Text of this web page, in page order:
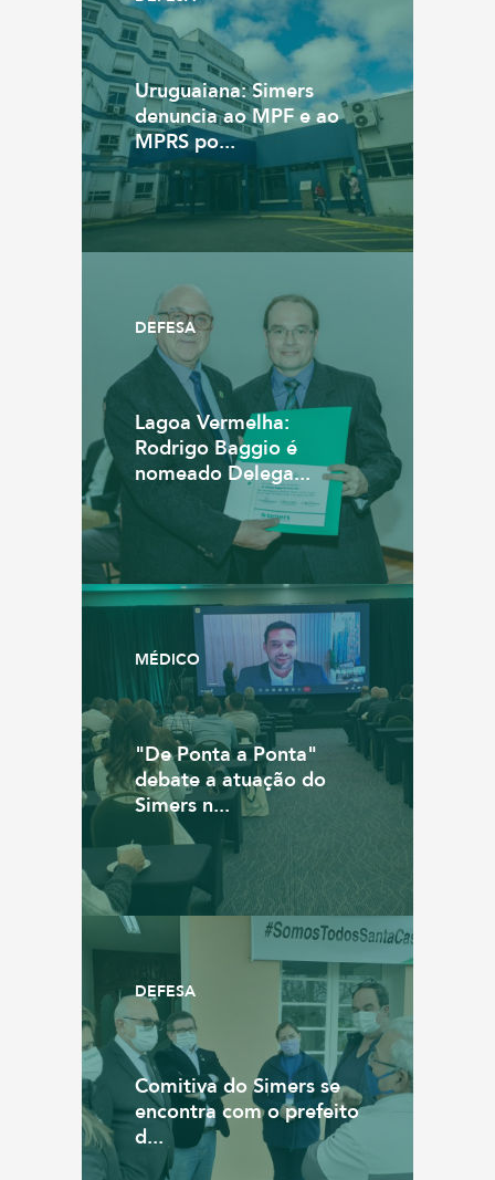
Uruguaiana: Simers
denuncia ao MPF e ao
MPRS po...
DEFESA
Lagoa Vermelha:
Rodrigo Baggio é
nomeado Delega...
MÉDICO
"De Ponta a Ponta"
debate a atuação do
Simers n...
DEFESA
Comitiva do Simers se
encontra com o prefeito
d...